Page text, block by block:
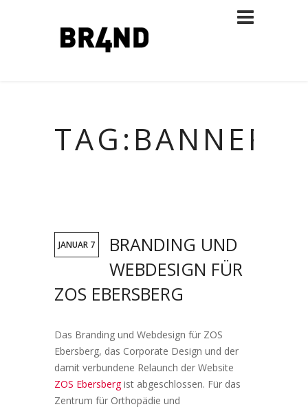
JANUAR 7
BRANDING UND
WEBDESIGN FÜR
ZOS EBERSBERG
Das Branding und Webdesign für ZOS
Ebersberg, das Corporate Design und der
damit verbundene Relaunch der Website
ZOS Ebersbergist abgeschlossen. Für das
Zentrum für Orthopädie und